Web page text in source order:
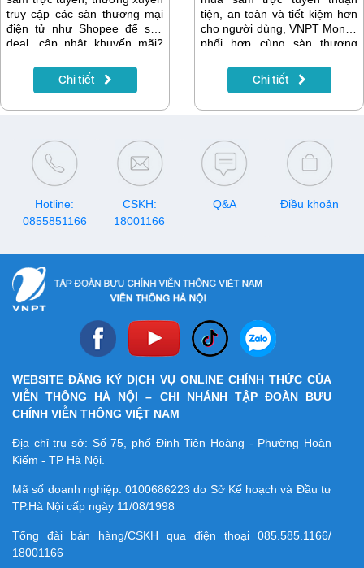
truy cập các sàn thương mại
điện tử như Shopee để săn
deal, cập nhật khuyến mãi?
chính là lựa chọn lý tưởng
dành cho bạn. Với mức phí
gói SP8 giúp bạn lướt web,
đặt hàng, theo dõi giỏ hàng…
mà không lo cạn dung lượng.
Chi tiết
tiện, an toàn và tiết kiệm hơn
cho người dùng, VNPT Money
phối hợp cùng sàn thương
chương trình ưu đãi đặc biệt
trong tháng 11 và 12/2025.
được nhận voucher giảm giá
lên đến 40.000đ cho mỗi đơn
hàng.
Chi tiết
Hotline:
0855851166
CSKH:
18001166
Q&A Điều khoản
WEBSITE ĐĂNG KÝ DỊCH VỤ ONLINE CHÍNH THỨC CỦA
VIỄN THÔNG HÀ NỘI – CHI NHÁNH TẬP ĐOÀN BƯU
CHÍNH VIỄN THÔNG VIỆT NAM
Địa chỉ trụ sở: Số 75, phố Đinh Tiên Hoàng - Phường Hoàn
Kiếm - TP Hà Nội.
Mã số doanh nghiệp:0100686223 do Sở Kế hoạch và Đầu tư
TP.Hà Nội cấp ngày 11/08/1998
Tổng đài bán hàng/CSKH qua điện thoại 085.585.1166/
18001166